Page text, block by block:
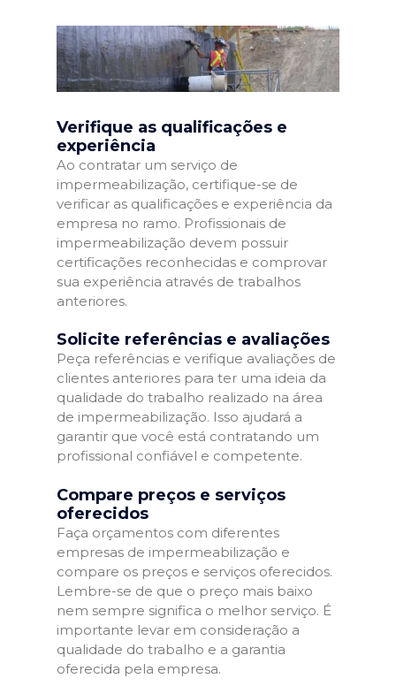
Verifique as qualificações e
experiência
Ao contratar um serviço de
impermeabilização, certifique-se de
verificar as qualificações e experiência da
empresa no ramo. Profissionais de
impermeabilização devem possuir
certificações reconhecidas e comprovar
sua experiência através de trabalhos
anteriores.
Solicite referências e avaliações
Peça referências e verifique avaliações de
clientes anteriores para ter uma ideia da
qualidade do trabalho realizado na área
de impermeabilização. Isso ajudará a
garantir que você está contratando um
profissional confiável e competente.
Compare preços e serviços
oferecidos
Faça orçamentos com diferentes
empresas de impermeabilização e
compare os preços e serviços oferecidos.
Lembre-se de que o preço mais baixo
nem sempre significa o melhor serviço. É
importante levar em consideração a
qualidade do trabalho e a garantia
oferecida pela empresa.